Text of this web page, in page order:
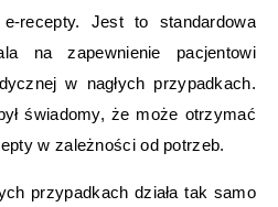
recepty. Jest to standardowa
na zapewnienie pacjentowi
w nagłych przypadkach.
świadomy, że może otrzymać
w zależności od potrzeb.
przypadkach działa tak samo